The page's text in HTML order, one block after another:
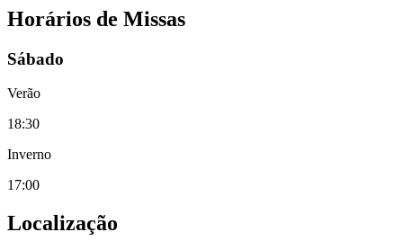
Horários de Missas
Sábado
Verão
18:30
Inverno
17:00
Localização